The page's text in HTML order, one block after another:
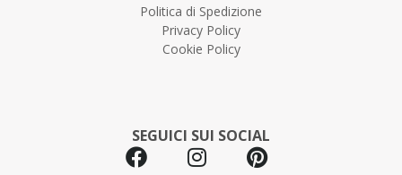
Politica di Spedizione
Privacy Policy
Cookie Policy
SEGUICI SUI SOCIAL